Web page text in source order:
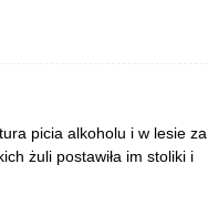
picia alkoholu i w lesie za
żuli postawiła im stoliki i